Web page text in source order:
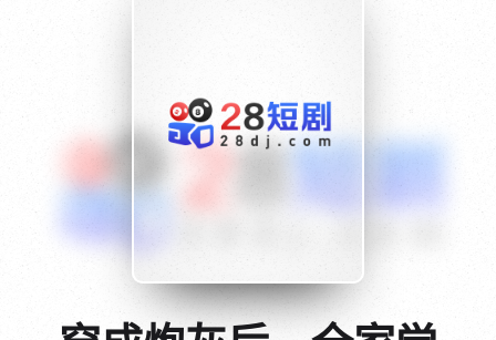
{if condition="$obj.vod_points
gt 0"}